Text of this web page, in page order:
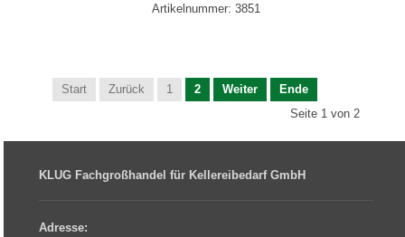
Artikelnummer: 3851
Start Zurück 1 2 Weiter
Ende
Seite 1 von 2
KLUG Fachgroßhandel für Kellereibedarf GmbH
Adresse: